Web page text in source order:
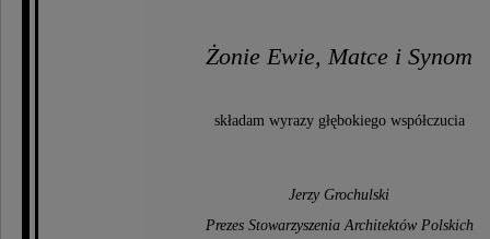
Żonie Ewie, Matce i Synom
składam wyrazy głębokiego współczucia
Jerzy Grochulski
Prezes Stowarzyszenia Architektów Polskich